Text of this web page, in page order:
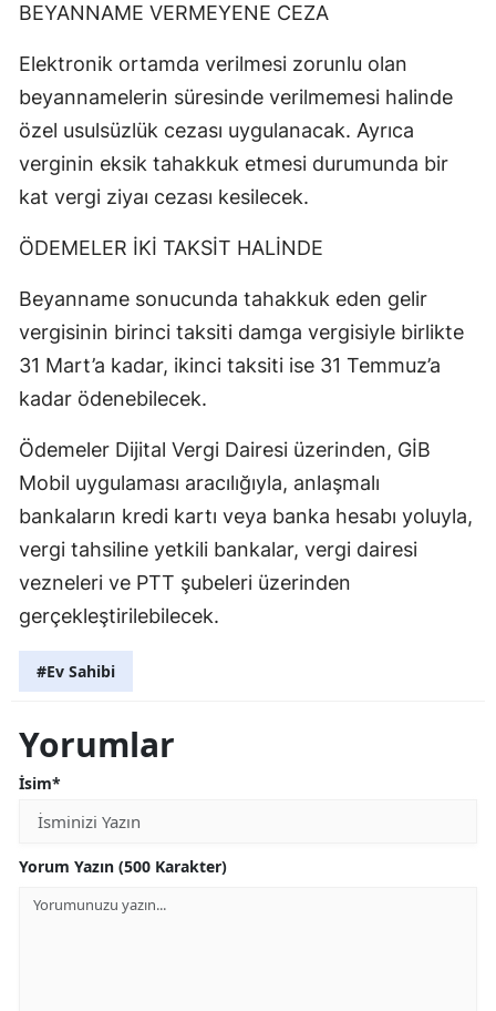
BEYANNAME VERMEYENE CEZA
Elektronik ortamda verilmesi zorunlu olan
beyannamelerin süresinde verilmemesi halinde
özel usulsüzlük cezası uygulanacak. Ayrıca
verginin eksik tahakkuk etmesi durumunda bir
kat vergi ziyaı cezası kesilecek.
ÖDEMELER İKİ TAKSİT HALİNDE
Beyanname sonucunda tahakkuk eden gelir
vergisinin birinci taksiti damga vergisiyle birlikte
31 Mart’a kadar, ikinci taksiti ise 31 Temmuz’a
kadar ödenebilecek.
Ödemeler Dijital Vergi Dairesi üzerinden, GİB
Mobil uygulaması aracılığıyla, anlaşmalı
bankaların kredi kartı veya banka hesabı yoluyla,
vergi tahsiline yetkili bankalar, vergi dairesi
vezneleri ve PTT şubeleri üzerinden
gerçekleştirilebilecek.
#Ev Sahibi
Yorumlar
İsim*
Yorum Yazın (500 Karakter)